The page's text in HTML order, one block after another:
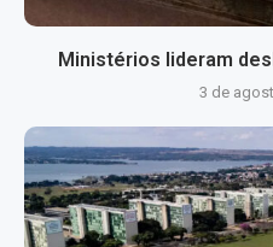
Ministérios lideram
3 de